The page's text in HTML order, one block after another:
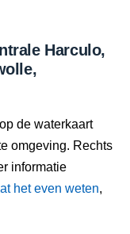
Harculo,
de waterkaart
omgeving. Rechts
informatie
het even weten,